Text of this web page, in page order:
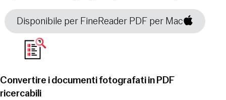
Disponibile per FineReader PDF per Mac
Convertire i documenti fotografati in PDF
ricercabili